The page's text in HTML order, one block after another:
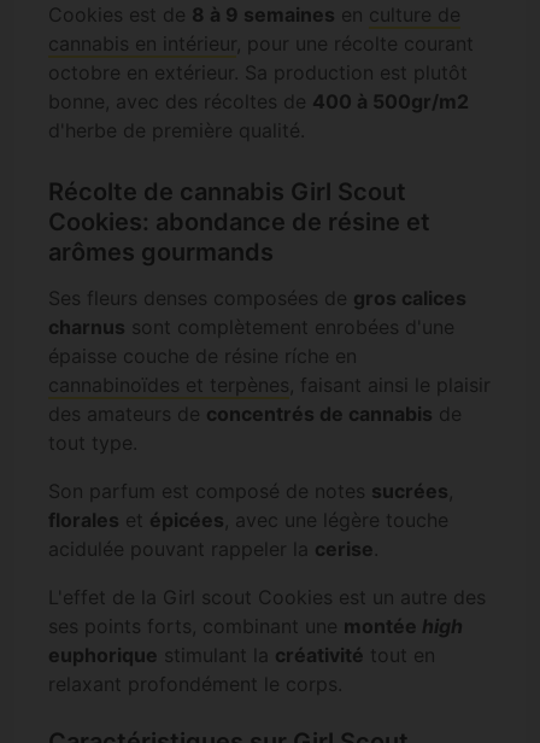
Cookies est de 8 à 9 semaines en culture de
cannabis en intérieur , pour une récolte courant
octobre en extérieur. Sa production est plutôt
bonne, avec des récoltes de 400 à 500gr/m2
d'herbe de première qualité.
Récolte de cannabis Girl Scout
Cookies: abondance de résine et
arômes gourmands
Ses fleurs denses composées de gros calices
charnus sont complètement enrobées d'une
épaisse couche de résine ríche en
cannabinoïdes et terpènes, faisant ainsi le plaisir
des amateurs de concentrés de cannabis de
tout type.
Son parfum est composé de notes sucrées,
florales et épicées, avec une légère touche
acidulée pouvant rappeler la cerise.
L'effet de la Girl scout Cookies est un autre des
ses points forts, combinant une montée high
euphorique stimulant la créativité tout en
relaxant profondément le corps.